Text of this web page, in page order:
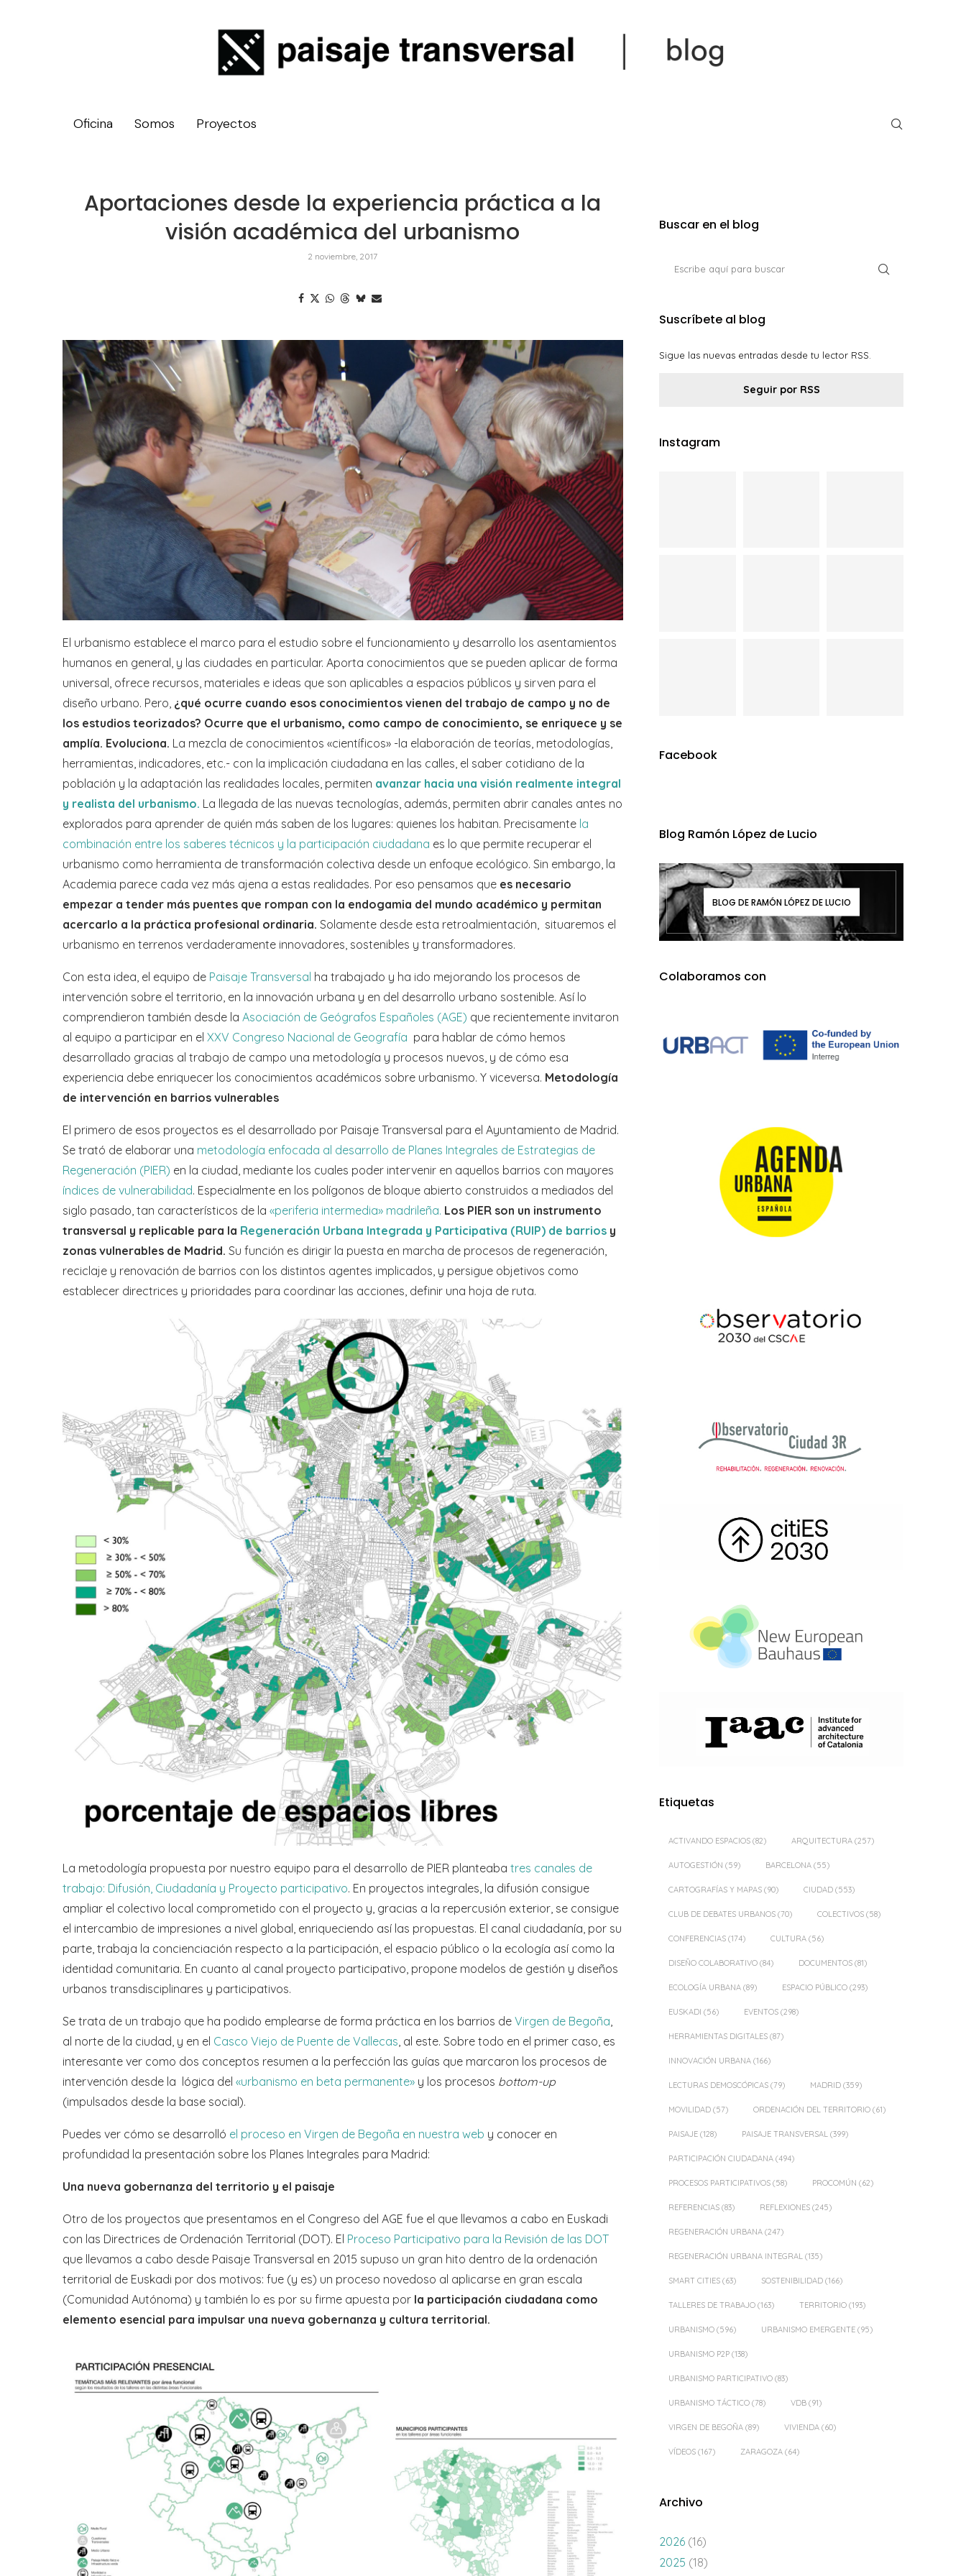
Oficina Somos Proyectos
Aportaciones desde la experiencia práctica a la
visión académica del urbanismo
2 noviembre, 2017
El urbanismo establece el marco para el estudio sobre el funcionamiento y desarrollo los asentamientos
humanos en general, y las ciudades en particular. Aporta conocimientos que se pueden aplicar de forma
universal, ofrece recursos, materiales e ideas que son aplicables a espacios públicos y sirven para el
diseño urbano. Pero, ¿qué ocurre cuando esos conocimientos vienen del trabajo de campo y no de
los estudios teorizados? Ocurre que el urbanismo, como campo de conocimiento, se enriquece y se
amplía. Evoluciona. La mezcla de conocimientos «científicos» -la elaboración de teorías, metodologías,
herramientas, indicadores, etc.- con la implicación ciudadana en las calles, el saber cotidiano de la
población y la adaptación las realidades locales, permiten avanzar hacia una visión realmente integral
y realista del urbanismo. La llegada de las nuevas tecnologías, además, permiten abrir canales antes no
explorados para aprender de quién más saben de los lugares: quienes los habitan. Precisamente la
combinación entre los saberes técnicos y la participación ciudadana es lo que permite recuperar el
urbanismo como herramienta de transformación colectiva desde un enfoque ecológico. Sin embargo, la
Academia parece cada vez más ajena a estas realidades. Por eso pensamos que es necesario
empezar a tender más puentes que rompan con la endogamia del mundo académico y permitan
acercarlo a la práctica profesional ordinaria. Solamente desde esta retroalmientación, situaremos el
urbanismo en terrenos verdaderamente innovadores, sostenibles y transformadores.
Con esta idea, el equipo de Paisaje Transversal ha trabajado y ha ido mejorando los procesos de
intervención sobre el territorio, en la innovación urbana y en del desarrollo urbano sostenible. Así lo
comprendieron también desde la Asociación de Geógrafos Españoles (AGE) que recientemente invitaron
al equipo a participar en el XXV Congreso Nacional de Geografía para hablar de cómo hemos
desarrollado gracias al trabajo de campo una metodología y procesos nuevos, y de cómo esa
experiencia debe enriquecer los conocimientos académicos sobre urbanismo. Y viceversa. Metodología
de intervención en barrios vulnerables
El primero de esos proyectos es el desarrollado por Paisaje Transversal para el Ayuntamiento de Madrid.
Se trató de elaborar una metodología enfocada al desarrollo de Planes Integrales de Estrategias de
Regeneración (PIER) en la ciudad, mediante los cuales poder intervenir en aquellos barrios con mayores
índices de vulnerabilidad. Especialmente en los polígonos de bloque abierto construidos a mediados del
siglo pasado, tan característicos de la «periferia intermedia» madrileña. Los PIER son un instrumento
transversal y replicable para la Regeneración Urbana Integrada y Participativa (RUIP) de barrios y
zonas vulnerables de Madrid. Su función es dirigir la puesta en marcha de procesos de regeneración,
reciclaje y renovación de barrios con los distintos agentes implicados, y persigue objetivos como
establecer directrices y prioridades para coordinar las acciones, definir una hoja de ruta.
La metodología propuesta por nuestro equipo para el desarrollo de PIER planteaba tres canales de
trabajo: Difusión, Ciudadanía y Proyecto participativo. En proyectos integrales, la difusión consigue
ampliar el colectivo local comprometido con el proyecto y, gracias a la repercusión exterior, se consigue
el intercambio de impresiones a nivel global, enriqueciendo así las propuestas. El canal ciudadanía, por su
parte, trabaja la concienciación respecto a la participación, el espacio público o la ecología así como la
identidad comunitaria. En cuanto al canal proyecto participativo, propone modelos de gestión y diseños
urbanos transdisciplinares y participativos.
Se trata de un trabajo que ha podido emplearse de forma práctica en los barrios de Virgen de Begoña
al norte de la ciudad, y en el Casco Viejo de Puente de Vallecas , al este. Sobre todo en el primer caso, es
interesante ver como dos conceptos resumen a la perfección las guías que marcaron los procesos de
intervención desde la lógica del «urbanismo en beta permanente» y los procesos bottom-up
(impulsados desde la base social).
Puedes ver cómo se desarrolló el proceso en Virgen de Begoña en nuestra web y conocer en
profundidad la presentación sobre los Planes Integrales para Madrid:
Una nueva gobernanza del territorio y el paisaje
Otro de los proyectos que presentamos en el Congreso del AGE fue el que llevamos a cabo en Euskadi
con las Directrices de Ordenación Territorial (DOT). El Proceso Participativo para la Revisión de las DOT
que llevamos a cabo desde Paisaje Transversal en 2015 supuso un gran hito dentro de la ordenación
territorial de Euskadi por dos motivos: fue (y es) un proceso novedoso al aplicarse en gran escala
(Comunidad Autónoma) y también lo es por su firme apuesta por la participación ciudadana como
elemento esencial para impulsar una nueva gobernanza y cultura territorial.
Buscar en el blog
Suscríbete al blog
Sigue las nuevas entradas desde tu lector RSS.
Seguir por RSS
Instagram
Facebook
Blog Ramón López de Lucio
BLOG DE RAMÓN LÓPEZ DE LUCIO
Colaboramos con
Etiquetas
ACTIVANDO ESPACIOS (82) ARQUITECTURA (257)
AUTOGESTIÓN (59) BARCELONA (55)
CARTOGRAFÍAS Y MAPAS (90) CIUDAD (553)
CLUB DE DEBATES URBANOS (70) COLECTIVOS (58)
CONFERENCIAS (174) CULTURA (56)
DISEÑO COLABORATIVO (84) DOCUMENTOS (81)
ECOLOGÍA URBANA (89) ESPACIO PÚBLICO (293)
EUSKADI (56) EVENTOS (298)
HERRAMIENTAS DIGITALES (87)
INNOVACIÓN URBANA (166)
LECTURAS DEMOSCÓPICAS (79) MADRID (359)
MOVILIDAD (57) ORDENACIÓN DEL TERRITORIO (61)
PAISAJE (128) PAISAJE TRANSVERSAL (399)
PARTICIPACIÓN CIUDADANA (494)
PROCESOS PARTICIPATIVOS (58) PROCOMÚN (62)
REFERENCIAS (83) REFLEXIONES (245)
REGENERACIÓN URBANA (247)
REGENERACIÓN URBANA INTEGRAL (135)
SMART CITIES (63) SOSTENIBILIDAD (166)
TALLERES DE TRABAJO (163) TERRITORIO (193)
URBANISMO (596) URBANISMO EMERGENTE (95)
URBANISMO P2P (138)
URBANISMO PARTICIPATIVO (83)
URBANISMO TÁCTICO (78) VDB (91)
VIRGEN DE BEGOÑA (89) VIVIENDA (60)
VÍDEOS (167) ZARAGOZA (64)
Archivo
2026 (16)
2025 (18)